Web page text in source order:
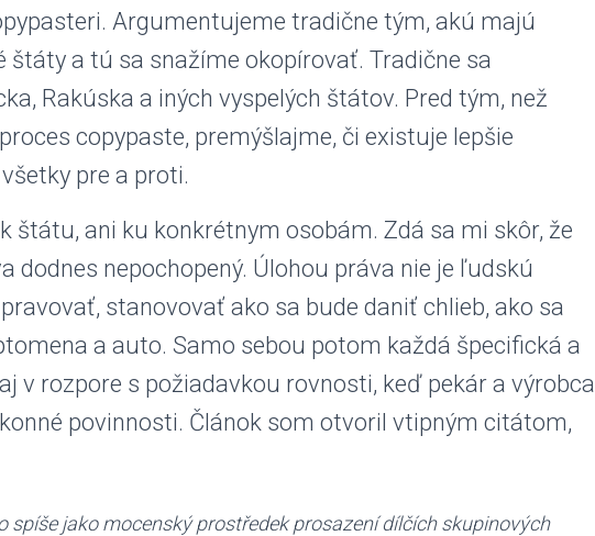
Argumentujeme tradične tým, akú majú
štáty a tú sa snažíme okopírovať. Tradične sa
Rakúska a iných vyspelých štátov. Pred tým, než
copypaste, premýšlajme, či existuje lepšie
pre a proti.
štátu, ani ku konkrétnym osobám. Zdá sa mi skôr, že
dodnes nepochopený. Úlohou práva nie je ľudskú
stanovovať ako sa bude daniť chlieb, ako sa
a auto. Samo sebou potom každá špecifická a
v rozpore s požiadavkou rovnosti, keď pekár a výrobca
povinnosti. Článok som otvoril vtipným citátom,
spíše jako mocenský prostředek prosazení dílčích skupinových